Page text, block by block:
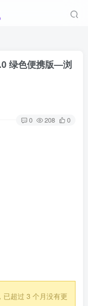
绿色便携版—浏
0 208 0
超过 3 个月没有更